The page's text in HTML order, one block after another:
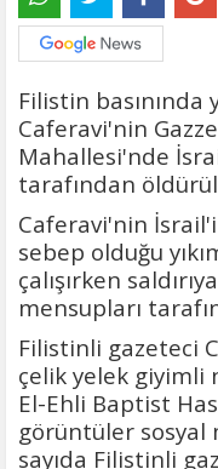
Filistin
Caferavi'nin
Mahallesi'nde
tarafından
Caferavi'nin
sebep olduğu
çalışırken
mensupları
Filistinli gazeteci
çelik yelek giyimli
El-Ehli Baptist
görüntüler sosyal
sayıda Filistinli